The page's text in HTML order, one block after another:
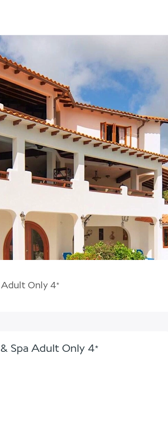
Adult Only 4*
Spa Adult Only 4*